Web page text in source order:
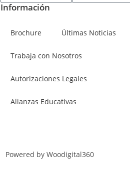
Información
Brochure Últimas Noticias
Trabaja con Nosotros
Autorizaciones Legales
Alianzas Educativas
Powered by Woodigital360